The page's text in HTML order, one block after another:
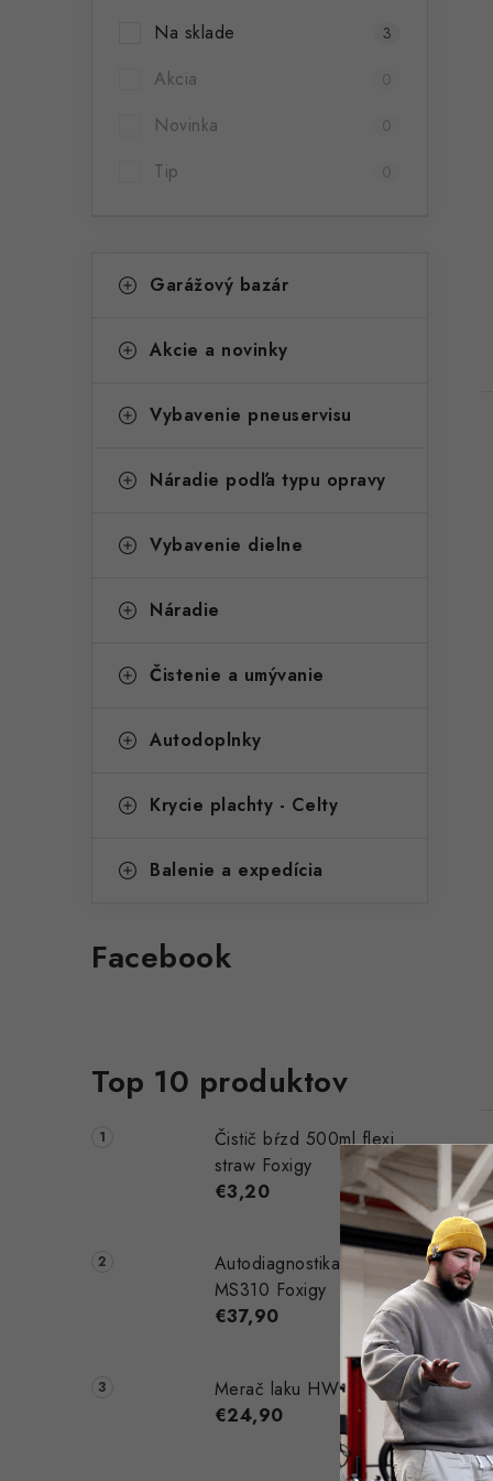
Na sklade 3
Akcia 0
Novinka 0
Tip 0
kategórieGarážový bazár
Akcie a novinky
Vybavenie pneuservisu
Náradie podľa typu opravy
Vybavenie dielne
Náradie
Čistenie a umývanie
Autodoplnky
Krycie plachty - Celty
Balenie a expedícia
Facebook
Top 10 produktov
Čistič bŕzd 500ml flexi
straw Foxigy
€3,20
Autodiagnostika OBD II
MS310 Foxigy
€37,90
Merač laku HW 300
€24,90
l
i